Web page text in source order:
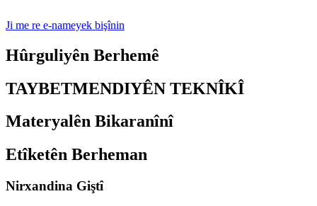
Ji me re e-nameyek bişînin
Hûrguliyên Berhemê
TAYBETMENDIYÊN TEKNÎKÎ
Materyalên Bikaranînî
Etîketên Berheman
Nirxandina Giştî